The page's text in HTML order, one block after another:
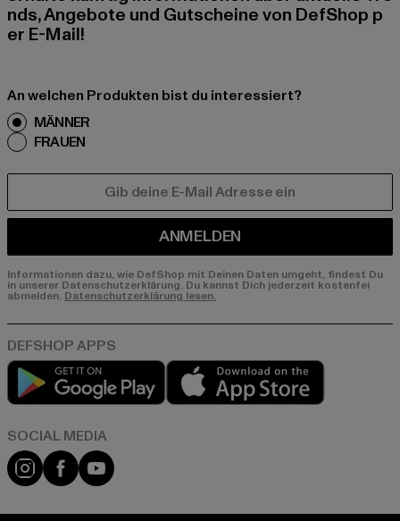
nds, Angebote und Gutscheine von DefShop p
er E-Mail!
An welchen Produkten bist du interessiert?
MÄNNER
FRAUEN
ANMELDEN
Informationen dazu, wie DefShop mit Deinen Daten umgeht, findest Du
in unserer Datenschutzerklärung. Du kannst Dich jederzeit kostenfei
abmelden. Datenschutzerklärung lesen.
Play market
Instagram
FacebookYouTube